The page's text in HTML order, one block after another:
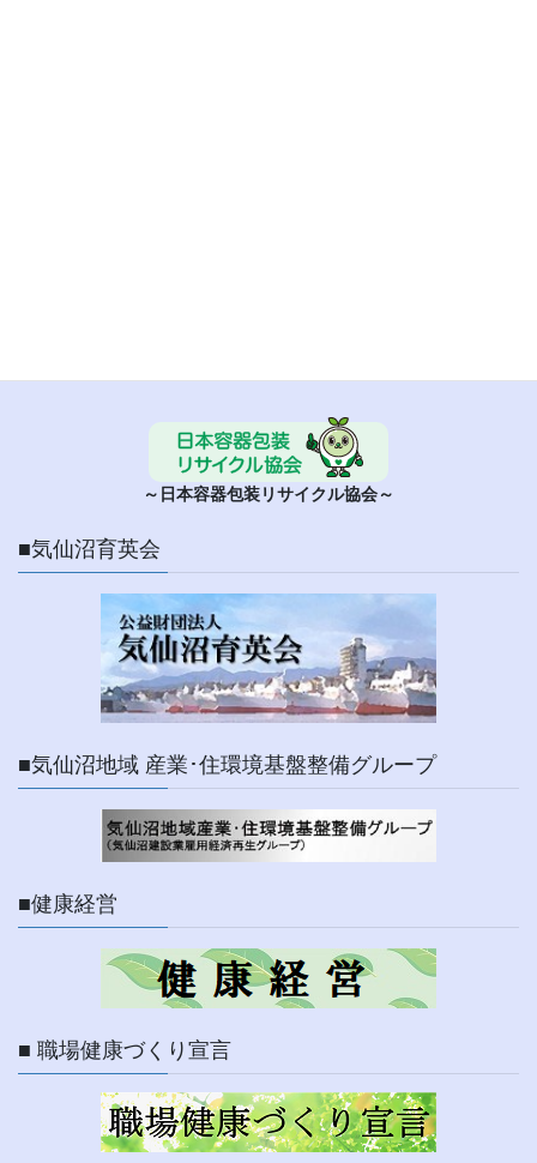
～日本容器包装リサイクル協会～
■気仙沼育英会
■気仙沼地域 産業･住環境基盤整備グループ
■健康経営
■ 職場健康づくり宣言